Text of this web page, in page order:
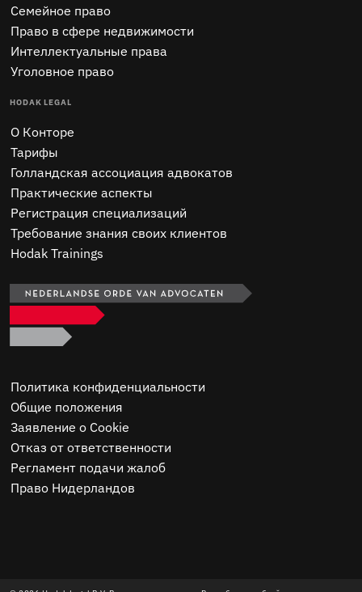
Семейное право
Право в сфере недвижимости
Интеллектуальные права
Уголовное право
HODAK LEGAL
O Конторе
Тарифы
Голландская ассоциация адвокатов
Практические аспекты
Регистрация специализаций
Требование знания своих клиентов
Hodak Trainings
Политика конфиденциальности
Общие положения
Заявление о Cookie
Отказ от ответственности
Регламент подачи жалоб
Право Нидерландов